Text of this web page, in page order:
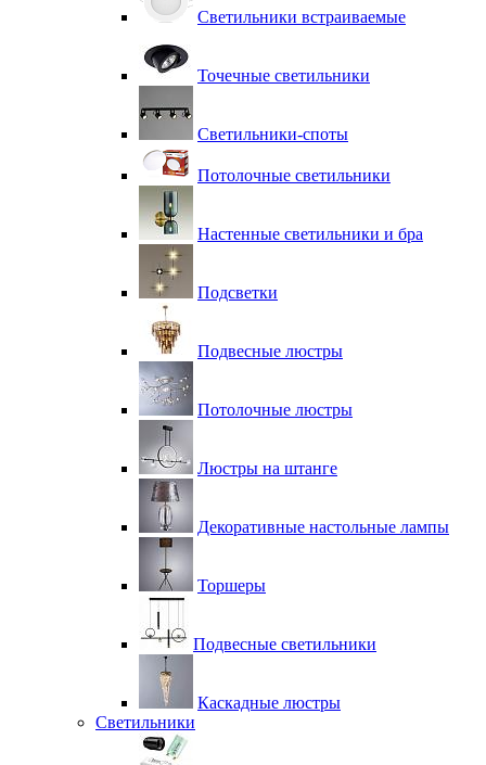
Светильники встраиваемые
Точечные светильники
Светильники-споты
Потолочные светильники
Настенные светильники и бра
Подсветки
Подвесные люстры
Потолочные люстры
Люстры на штанге
Декоративные настольные лампы
Торшеры
Подвесные светильники
Каскадные люстры
Светильники